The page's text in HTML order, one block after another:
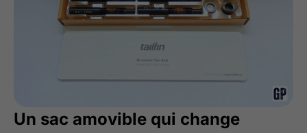
Un sac amovible qui change